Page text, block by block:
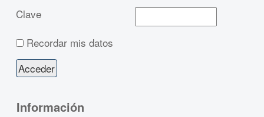
Clave
Recordar mis datos
Información